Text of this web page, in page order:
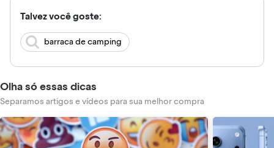
Talvez você goste:
barraca de camping
Olha só essas dicas
Separamos artigos e vídeos para sua melhor compra